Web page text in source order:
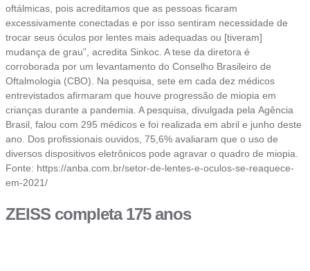
oftálmicas, pois acreditamos que as pessoas ficaram
excessivamente conectadas e por isso sentiram necessidade de
trocar seus óculos por lentes mais adequadas ou [tiveram]
mudança de grau”, acredita Sinkoc. A tese da diretora é
corroborada por um levantamento do Conselho Brasileiro de
Oftalmologia (CBO). Na pesquisa, sete em cada dez médicos
entrevistados afirmaram que houve progressão de miopia em
crianças durante a pandemia. A pesquisa, divulgada pela Agência
Brasil, falou com 295 médicos e foi realizada em abril e junho deste
ano. Dos profissionais ouvidos, 75,6% avaliaram que o uso de
diversos dispositivos eletrônicos pode agravar o quadro de miopia.
Fonte: https://anba.com.br/setor-de-lentes-e-oculos-se-reaquece-
em-2021/
ZEISS completa 175 anos